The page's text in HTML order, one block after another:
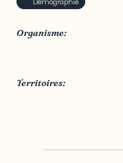
Organisme:
Territoires: